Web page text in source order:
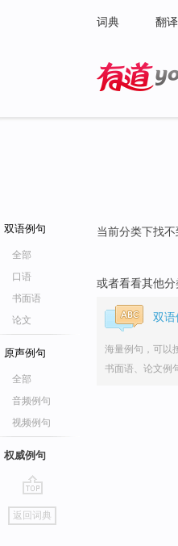
词典 翻译
双语例句
全部
口语
书面语
论文
原声例句
全部
音频例句
视频例句
权威例句
go
top
返回词典
当前分类下找不
或者看看其他分
双语
海量例句，可以
书面语、论文例